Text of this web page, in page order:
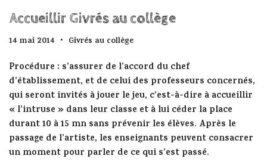
Accueillir Givrés au collège
14 mai 2014 Givrés au collège
Procédure : s’assurer de l’accord du chef
d’établissement, et de celui des professeurs concernés,
qui seront invités à jouer le jeu, c’est-à-dire à accueillir
« l’intruse » dans leur classe et à lui céder la place
durant 10 à 15 mn sans prévenir les élèves. Après le
passage de l’artiste, les enseignants peuvent consacrer
un moment pour parler de ce qui s’est passé.